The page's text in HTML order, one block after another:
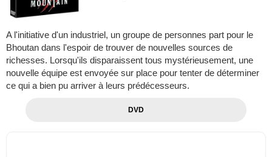
A l'initiative d'un industriel, un groupe de personnes part pour le
Bhoutan dans l'espoir de trouver de nouvelles sources de
richesses. Lorsqu'ils disparaissent tous mystérieusement, une
nouvelle équipe est envoyée sur place pour tenter de déterminer
ce qui a bien pu arriver à leurs prédécesseurs.
DVD